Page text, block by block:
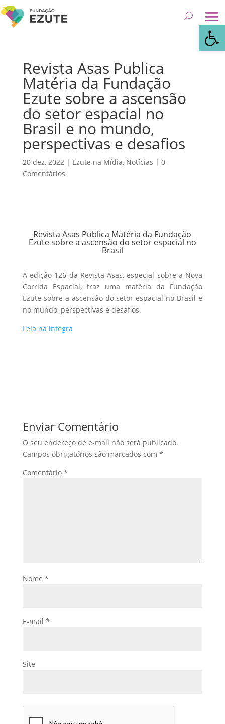
Revista Asas Publica
Matéria da Fundação
Ezute sobre a ascensão
do setor espacial no
Brasil e no mundo,
perspectivas e desafios
20 dez, 2022| Ezute na Mídia, Notícias | 0
Comentários
Revista Asas Publica Matéria da Fundação
Ezute sobre a ascensão do setor espacial no
Brasil
A edição 126 da Revista Asas, especial sobre a Nova
Corrida Espacial, traz uma matéria da Fundação
Ezute sobre a ascensão do setor espacial no Brasil e
no mundo, perspectivas e desafios.
Leia na íntegra
Enviar Comentário
O seu endereço de e-mail não será publicado.
Campos obrigatórios são marcados com *
Comentário *
Nome *
E-mail *
Site
Abrir